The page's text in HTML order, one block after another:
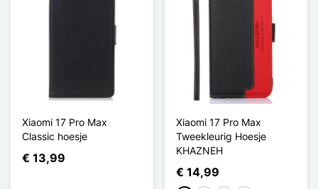
Xiaomi 17 Pro Max
Classic hoesje
€ 13,99
Xiaomi 17 Pro Max
Tweekleurig Hoesje
KHAZNEH
€ 14,99